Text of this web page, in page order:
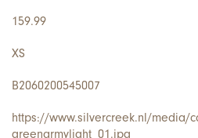
159.99
XS
B2060200545007
https://www.silvercreek.nl/media/
greenarmylight_01.jpg